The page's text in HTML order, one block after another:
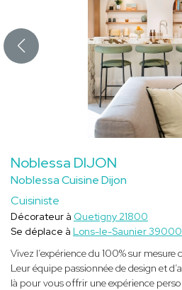
Noblessa DIJON
Noblessa Cuisine Dijon
Cuisiniste
Décorateur à Quetigny 21800
Se déplace à Lons-le-Saunier 39000
Vivez l’expérience du 100% sur mesure
Leur équipe passionnée de design et
là pour vous offrir une expérience